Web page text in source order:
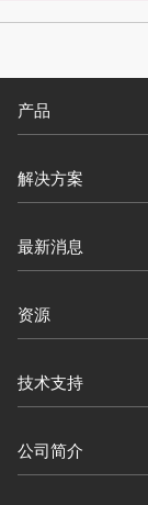
产品
解决方案
最新消息
资源
技术支持
公司简介